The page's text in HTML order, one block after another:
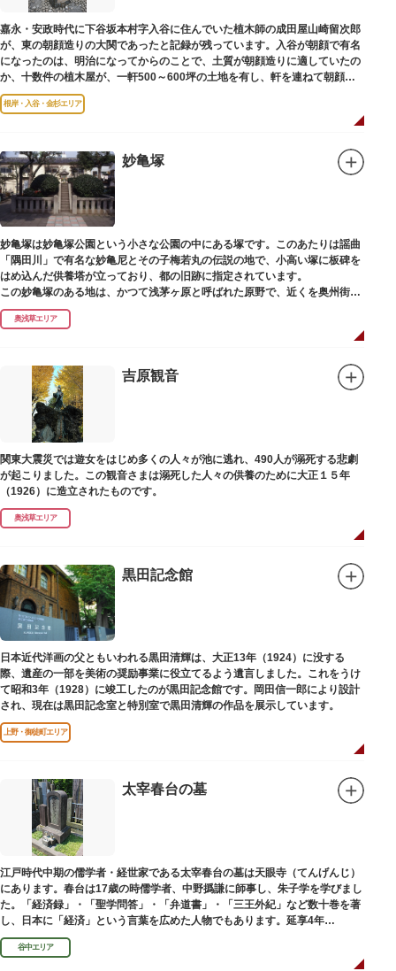
嘉永・安政時代に下谷坂本村字入谷に住んでいた植木師の成田屋山崎留次郎
が、東の朝顔造りの大関であったと記録が残っています。入谷が朝顔で有名
になったのは、明治になってからのことで、土質が朝顔造りに適していたの
か、十数件の植木屋が、一軒500～600坪の土地を有し、軒を連ねて朝顔造
りをはじめました。
根岸・入谷・金杉エリア
妙亀塚
妙亀塚は妙亀塚公園という小さな公園の中にある塚です。このあたりは謡曲
「隅田川」で有名な妙亀尼とその子梅若丸の伝説の地で、小高い塚に板碑を
はめ込んだ供養塔が立っており、都の旧跡に指定されています。
この妙亀塚のある地は、かつて浅茅ヶ原と呼ばれた原野で、近くを奥州街道
が通じていました。妙亀塚は「梅若伝説」にちなんだ名称です。「梅若伝
説」とは平安時代、吉田少将惟房の子・梅若が、信夫藤太という人買いにさ
らわれ、都から奥州へつれて行かれる途中、重い病にかかりこの地に捨てら
田川岸で里人から梅若の死を知らされ、髪をおろして妙亀尼と称し庵を結ん
だ、という説話です。謡曲『隅田川』はこの伝説をもとにしています。
塚の上には板碑が祀られています。この板碑には「弘安十一年戊子五月二十
二日孝子敬白」と刻まれており、区内でも古いものです。しかし妙亀塚と板
碑との関係は、明らかではありません。
なお、隅田川の対岸、木母寺（墨田区堤通）境内には梅若にちなむ梅若塚
（都旧跡）があり、この妙亀塚と相対するものと考えられています。
奥浅草エリア
吉原観音
関東大震災では遊女をはじめ多くの人々が池に逃れ、490人が溺死する悲劇
が起こりました。この観音さまは溺死した人々の供養のために大正１５年
（1926）に造立されたものです。
奥浅草エリア
黒田記念館
日本近代洋画の父ともいわれる黒田清輝は、大正13年（1924）に没する
際、遺産の一部を美術の奨励事業に役立てるよう遺言しました。これをうけ
て昭和3年（1928）に竣工したのが黒田記念館です。岡田信一郎により設計
され、現在は黒田記念室と特別室で黒田清輝の作品を展示しています。
上野・御徒町エリア
太宰春台の墓
江戸時代中期の儒学者・経世家である太宰春台の墓は天眼寺（てんげんじ）
にあります。春台は17歳の時儒学者、中野撝謙に師事し、朱子学を学びまし
た。「経済録」・「聖学問答」・「弁道書」・「三王外紀」など数十巻を著
し、日本に「経済」という言葉を広めた人物でもあります。延享4年
（1747）に没しました。
谷中エリア